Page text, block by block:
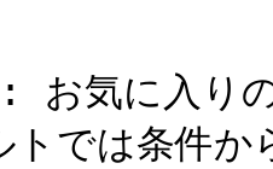
気に入りの
トでは条件